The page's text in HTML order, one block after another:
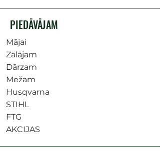
PIEDĀVĀJAM
Mājai
Zālājam
Dārzam
Mežam
Husqvarna
STIHL
FTG
AKCIJAS